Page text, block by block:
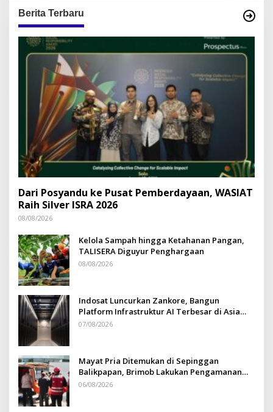
Berita Terbaru
Dari Posyandu ke Pusat Pemberdayaan, WASIAT
Raih Silver ISRA 2026
08/08/2026
Kelola Sampah hingga Ketahanan Pangan,
TALISERA Diguyur Penghargaan
08/08/2026
Indosat Luncurkan Zankore, Bangun
Platform Infrastruktur AI Terbesar di Asia
Tenggara
07/08/2026
Mayat Pria Ditemukan di Sepinggan
Balikpapan, Brimob Lakukan Pengamanan
TKP
06/08/2026